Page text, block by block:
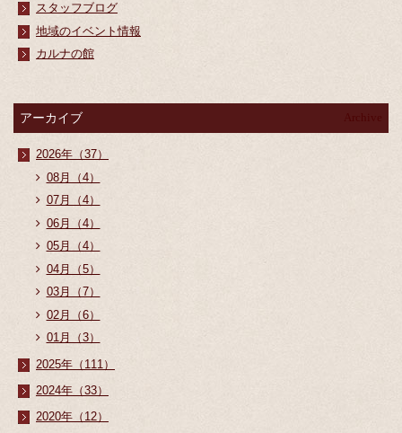
スタッフブログ
地域のイベント情報
カルナの館
アーカイブ
2026年（37）
08月（4）
07月（4）
06月（4）
05月（4）
04月（5）
03月（7）
02月（6）
01月（3）
2025年（111）
2024年（33）
2020年（12）